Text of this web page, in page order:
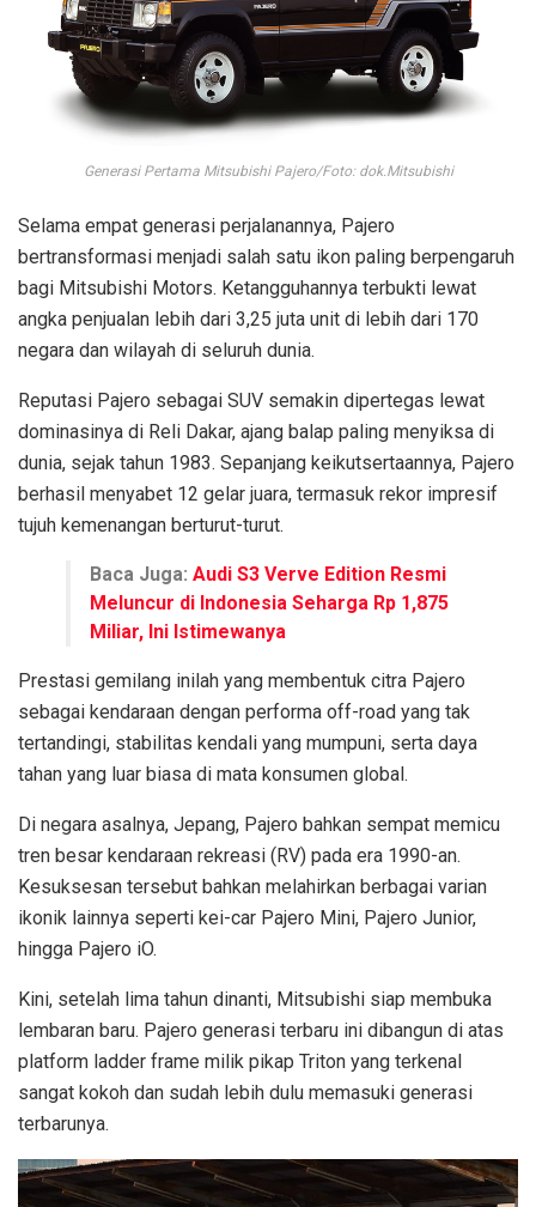
Generasi Pertama Mitsubishi Pajero/Foto: dok.Mitsubishi
Selama empat generasi perjalanannya, Pajero
bertransformasi menjadi salah satu ikon paling berpengaruh
bagi Mitsubishi Motors. Ketangguhannya terbukti lewat
angka penjualan lebih dari 3,25 juta unit di lebih dari 170
negara dan wilayah di seluruh dunia.
Reputasi Pajero sebagai SUV semakin dipertegas lewat
dominasinya di Reli Dakar, ajang balap paling menyiksa di
dunia, sejak tahun 1983. Sepanjang keikutsertaannya, Pajero
berhasil menyabet 12 gelar juara, termasuk rekor impresif
tujuh kemenangan berturut-turut.
Baca Juga: Audi S3 Verve Edition Resmi
Meluncur di Indonesia Seharga Rp 1,875
Miliar, Ini Istimewanya
Prestasi gemilang inilah yang membentuk citra Pajero
sebagai kendaraan dengan performa off-road yang tak
tertandingi, stabilitas kendali yang mumpuni, serta daya
tahan yang luar biasa di mata konsumen global.
Di negara asalnya, Jepang, Pajero bahkan sempat memicu
tren besar kendaraan rekreasi (RV) pada era 1990-an.
Kesuksesan tersebut bahkan melahirkan berbagai varian
ikonik lainnya seperti kei-car Pajero Mini, Pajero Junior,
hingga Pajero iO.
Kini, setelah lima tahun dinanti, Mitsubishi siap membuka
lembaran baru. Pajero generasi terbaru ini dibangun di atas
platform ladder frame milik pikap Triton yang terkenal
sangat kokoh dan sudah lebih dulu memasuki generasi
terbarunya.